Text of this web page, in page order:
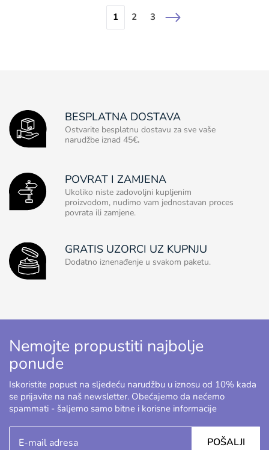
1 2 3
BESPLATNA DOSTAVA
Ostvarite besplatnu dostavu za sve vaše
narudžbe iznad 45€.
POVRAT I ZAMJENA
Ukoliko niste zadovoljni kupljenim
proizvodom, nudimo vam jednostavan proces
povrata ili zamjene.
GRATIS UZORCI UZ KUPNJU
Dodatno iznenađenje u svakom paketu.
Nemojte propustiti najbolje
ponude
Iskoristite popust na sljedeću narudžbu u iznosu od 10% kada
se prijavite na naš newsletter. Obećajemo da nećemo
spammati - šaljemo samo bitne i korisne informacije
POŠALJI